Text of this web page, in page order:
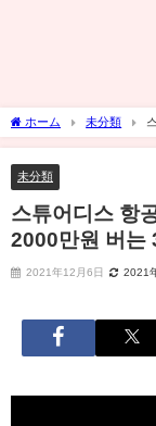
ホーム 未分類
는 33살 대표
未分類
스튜어디스 항
2000만원 버는
2021年12月6日 2021